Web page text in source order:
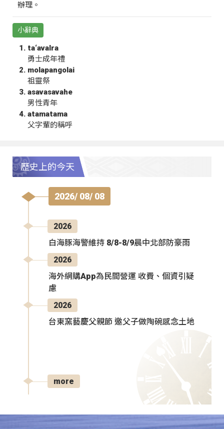
辦理。
小辭典
ta‘avalra
勇士成年禮
molapangolai
祖靈祭
asavasavahe
男性青年
atamatama
父字輩的稱呼
歷史上的今天
2026/ 08/ 08
2026
白海豚海警維持 8/8-8/9晨中北部防豪雨
2026
海外網購App為民間營運 收費、個資引疑
慮
2026
台東窯藝慶父親節 邀父子做陶碗感念土地
more